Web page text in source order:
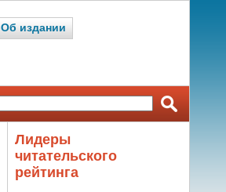
Об издании
Лидеры
читательского
рейтинга